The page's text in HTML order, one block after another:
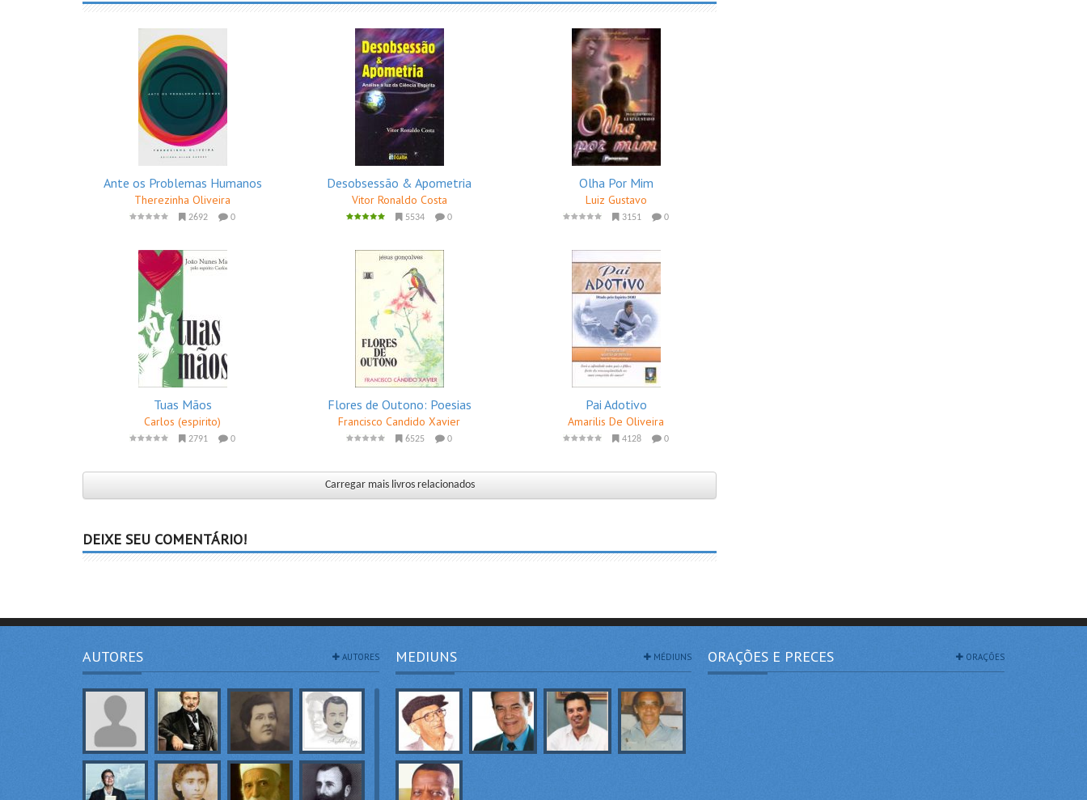
Ante os Problemas Humanos
Therezinha Oliveira
2692 0
Desobsessão & Apometria
Vitor Ronaldo Costa
5534 0
Olha Por Mim
Luiz Gustavo
3151 0
Tuas Mãos
Carlos (espirito)
2791 0
Flores de Outono: Poesias
Francisco Candido Xavier
6525 0
Pai Adotivo
Amarilis De Oliveira
4128 0
Carregar mais livros relacionados
DEIXE SEU COMENTÁRIO!
AUTORES AUTORES MEDIUNS MÉDIUNS ORAÇÕES E PRECES ORAÇÕES